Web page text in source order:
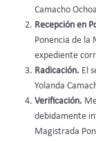
Camacho
Recepción en
Ponencia de la
expediente
Radicación. El
Yolanda
Verificación.
debidamente
Magistrada